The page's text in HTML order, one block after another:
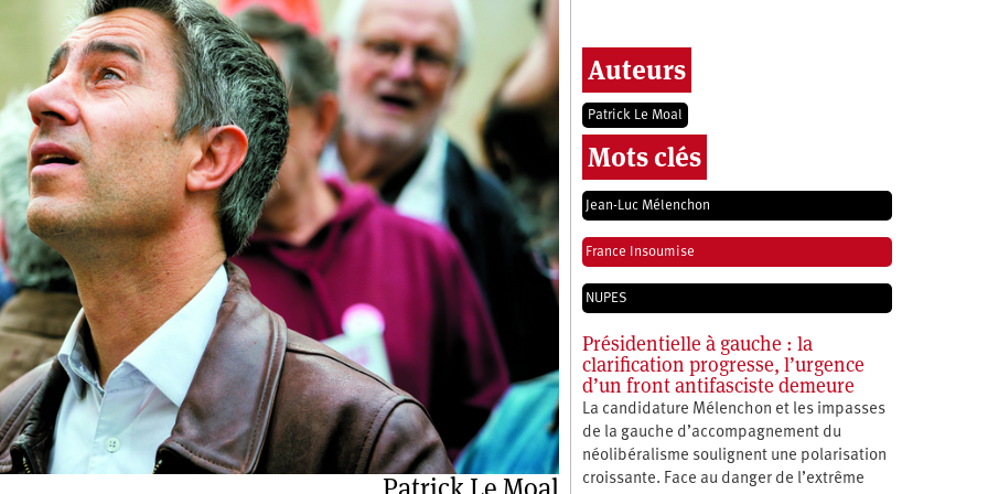
Auteurs
Patrick Le Moal
Mots clés
Jean-Luc Mélenchon
France Insoumise
NUPES
Présidentielle à gauche : la
clarification progresse, l’urgence
d’un front antifasciste demeure
La candidature Mélenchon et les impasses
de la gauche d’accompagnement du
néolibéralisme soulignent une polarisation
croissante. Face au danger de l’extrême